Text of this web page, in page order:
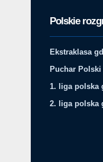
Polskie
Ekstraklasa
Puchar
1. liga polska
2. liga polska